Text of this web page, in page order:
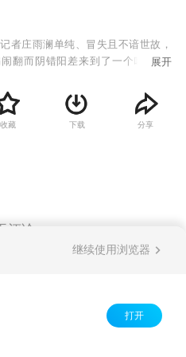
者庄雨澜单纯、冒失且不谙世故，
翻而阴错阳差来到了一个叫“追梦
谷”，雨澜见到了形形色色来打球的
并结识了精明漂亮的销售主管孙
澜传授在追梦谷生存的技巧；还有冷
展开
收藏 下载 分享
评论
继续使用浏览器
打开